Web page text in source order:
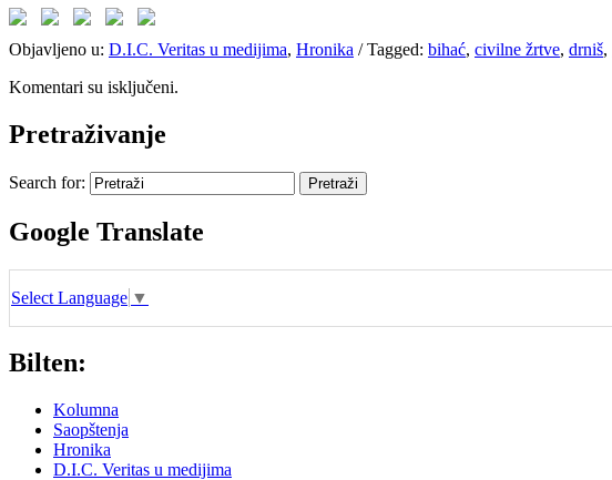
Objavljeno u: D.I.C. Veritas u medijima, Hronika /Tagged: bihać, civilne žrtve, drniš,
Komentari su isključeni.
Pretraživanje
Search for:
Google Translate
Select Language ▼
Bilten:
Kolumna
Saopštenja
Hronika
D.I.C. Veritas u medijima